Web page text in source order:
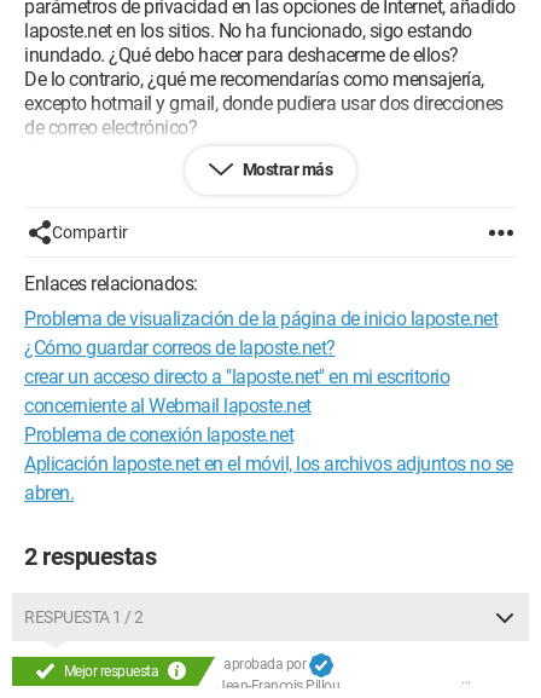
parámetros de privacidad en las opciones de Internet, añadido
laposte.net en los sitios. No ha funcionado, sigo estando
inundado. ¿Qué debo hacer para deshacerme de ellos?
De lo contrario, ¿qué me recomendarías como mensajería,
excepto hotmail y gmail, donde pudiera usar dos direcciones
de correo electrónico?
Mostrar más
Compartir
Enlaces relacionados:
Problema de visualización de la página de inicio laposte.net
¿Cómo guardar correos de laposte.net?
crear un acceso directo a "laposte.net" en mi escritorio
concerniente al Webmail laposte.net
Problema de conexión laposte.net
Aplicación laposte.net en el móvil, los archivos adjuntos no se
abren.
2 respuestas
RESPUESTA 1 / 2
Mejor respuesta
aprobada por
Jean-François Pillou